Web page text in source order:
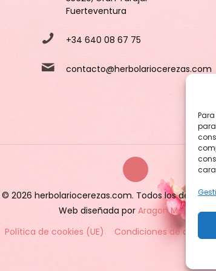
Fuerteventura
+34 640 08 67 75
contacto@herbolariocerezas.com
© 2026 herbolariocerezas.com. Todos los
Web diseñada por Aragon Marketing
Política de cookies (UE)
Condiciones de compra